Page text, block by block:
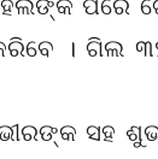
ପରେ
। ଗିଲ
ସହ